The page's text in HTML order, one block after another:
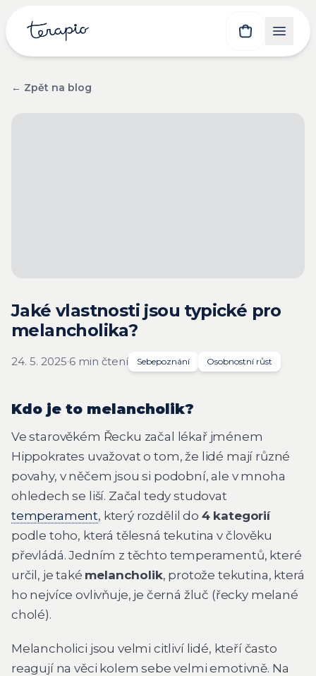
← Zpět na blog
Jaké vlastnosti jsou typické pro
melancholika?
24. 5. 2025·6 min čtení Sebepoznání Osobnostní růst
Kdo je to melancholik?
Ve starověkém Řecku začal lékař jménem
Hippokrates uvažovat o tom, že lidé mají různé
povahy, v něčem jsou si podobní, ale v mnoha
ohledech se liší. Začal tedy studovat
temperament, který rozdělil do 4 kategorií
podle toho, která tělesná tekutina v člověku
převládá. Jedním z těchto temperamentů, které
určil, je také melancholik, protože tekutina, která
ho nejvíce ovlivňuje, je černá žluč (řecky melané
cholé).
Melancholici jsou velmi citliví lidé, kteří často
reagují na věci kolem sebe velmi emotivně. Na